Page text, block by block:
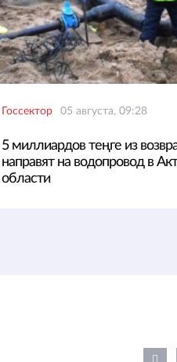
Госсектор 05 августа, 09:28
5 миллиардов теңге из
направят на водопровод в
области